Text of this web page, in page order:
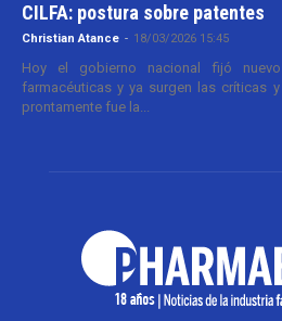
CILFA: postura sobre patentes
Christian Atance - 18/03/2026 15:45
Hoy el gobierno nacional fijó
farmacéuticas y ya surgen las críticas
prontamente fue la...